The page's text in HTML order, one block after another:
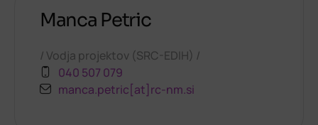
Manca Petric
Vodja projektov (SRC-EDIH)
040 507 079
manca.petric[at]rc-nm.si